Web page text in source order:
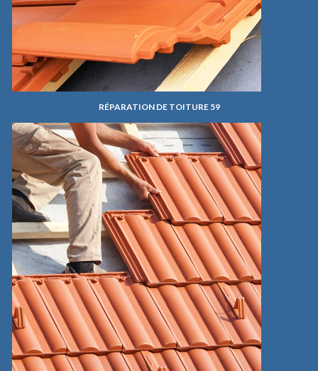
RÉPARATION DE TOITURE 59